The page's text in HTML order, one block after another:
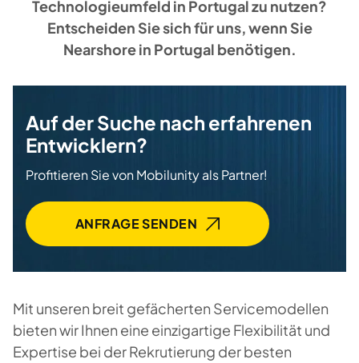
Technologieumfeld in Portugal zu nutzen?
Entscheiden Sie sich für uns, wenn Sie
Nearshore in Portugal benötigen.
Auf der Suche nach erfahrenen
Entwicklern?
Profitieren Sie von Mobilunity als Partner!
ANFRAGE SENDEN
Mit unseren breit gefächerten Servicemodellen
bieten wir Ihnen eine einzigartige Flexibilität und
Expertise bei der Rekrutierung der besten